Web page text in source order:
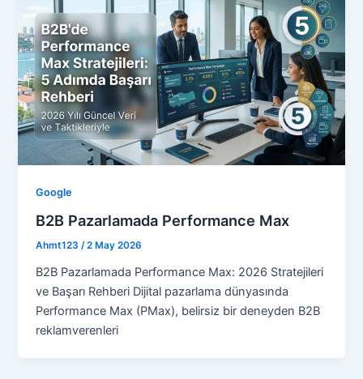
Google
B2B Pazarlamada Performance Max
Ahmt123/2 May 2026
B2B Pazarlamada Performance Max: 2026 Stratejileri
ve Başarı Rehberi Dijital pazarlama dünyasında
Performance Max (PMax), belirsiz bir deneyden B2B
reklamverenleri